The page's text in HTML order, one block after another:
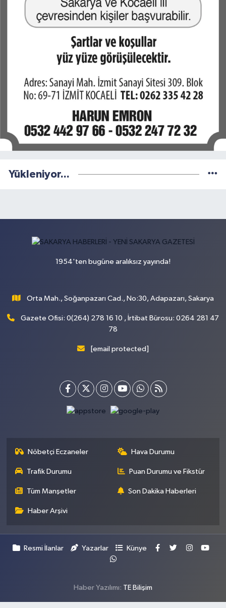
Yükleniyor...
1954'ten bugüne aralıksız yayında!
Orta Mah., Soğanpazarı Cad., No:30, Adapazarı, Sakarya
Gazete Ofisi: 0(264) 278 16 10 , İrtibat Bürosu: 0264 281 47
78
[email protected]
Nöbetçi Eczaneler Hava Durumu
Trafik Durumu Puan Durumu ve Fikstür
Tüm Manşetler Son Dakika Haberleri
Haber Arşivi
Resmi İlanlar Yazarlar Künye
Haber Yazılımı: TE Bilişim